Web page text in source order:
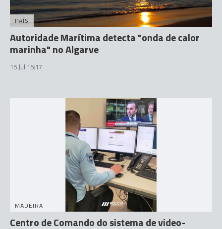
PAÍS
Autoridade Marítima detecta "onda de calor
marinha" no Algarve
15 Jul 15:17
MADEIRA
Centro de Comando do sistema de video-